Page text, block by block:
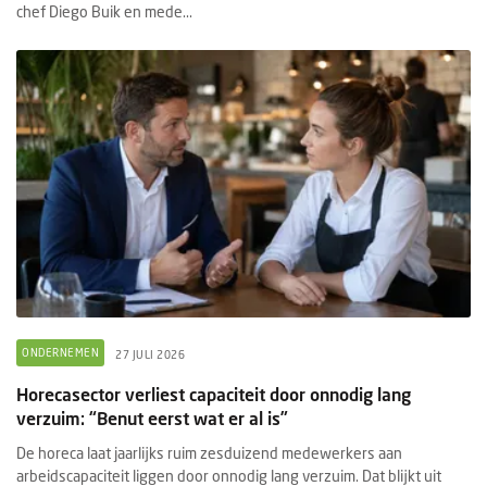
chef Diego Buik en mede...
ONDERNEMEN 27 JULI 2026
Horecasector verliest capaciteit door onnodig lang
verzuim: “Benut eerst wat er al is”
De horeca laat jaarlijks ruim zesduizend medewerkers aan
arbeidscapaciteit liggen door onnodig lang verzuim. Dat blijkt uit